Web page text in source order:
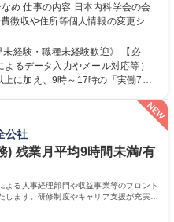
会の会
徴収や住所等個人情報の変更シス
す。将来的には、各種委員会の運
【会員管理・データ
個人情報のシステム登録・更新
確認 【問い合わせ対応】 ・会員
め
経験・職種未経験歓迎》 【必
るデータ入力やメール対応等）
ける各種委員会のスケジュール調
公社
) 残業月平均9時間未満/有
よる人事経理部門や収益事業等のフロント
ます。研修制度やキャリア支援が充実し